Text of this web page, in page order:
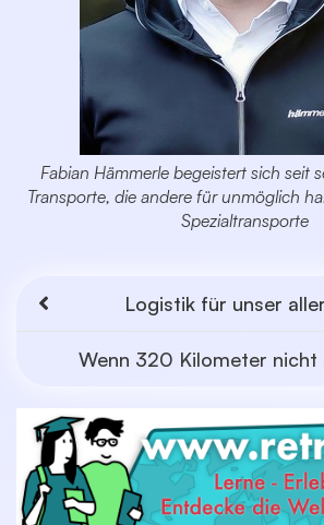
Fabian Hämmerle begeistert sich seit
Transporte, die andere für unmöglich
Spezialtransporte
Logistik für unser
Wenn 320 Kilometer nicht